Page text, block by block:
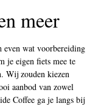
meer
even wat voorbereiding
je eigen fiets mee te
Wij zouden kiezen
aanbod van zowel
Coffee ga je langs bij